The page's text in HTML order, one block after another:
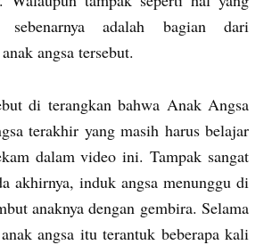
adalah bagian dari
angsa tersebut.
di terangkan bahwa Anak Angsa
terakhir yang masih harus belajar
dalam video ini. Tampak sangat
akhirnya, induk angsa menunggu di
anaknya dengan gembira. Selama
angsa itu terantuk beberapa kali